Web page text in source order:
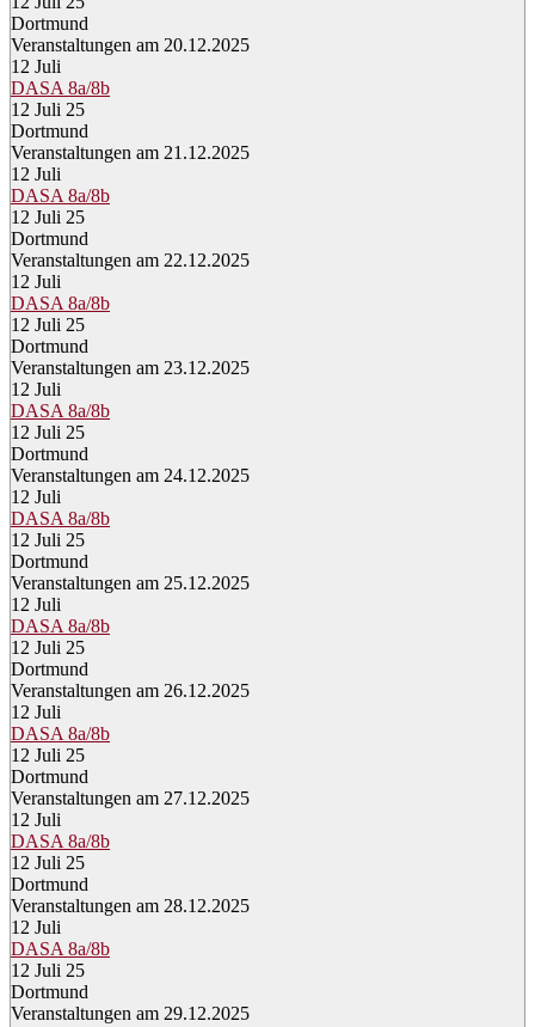
Dortmund
Veranstaltungen am 20.12.2025
12 Juli
DASA 8a/8b
12 Juli 25
Dortmund
Veranstaltungen am 21.12.2025
12 Juli
DASA 8a/8b
12 Juli 25
Dortmund
Veranstaltungen am 22.12.2025
12 Juli
DASA 8a/8b
12 Juli 25
Dortmund
Veranstaltungen am 23.12.2025
12 Juli
DASA 8a/8b
12 Juli 25
Dortmund
Veranstaltungen am 24.12.2025
12 Juli
DASA 8a/8b
12 Juli 25
Dortmund
Veranstaltungen am 25.12.2025
12 Juli
DASA 8a/8b
12 Juli 25
Dortmund
Veranstaltungen am 26.12.2025
12 Juli
DASA 8a/8b
12 Juli 25
Dortmund
Veranstaltungen am 27.12.2025
12 Juli
DASA 8a/8b
12 Juli 25
Dortmund
Veranstaltungen am 28.12.2025
12 Juli
DASA 8a/8b
12 Juli 25
Dortmund
Veranstaltungen am 29.12.2025